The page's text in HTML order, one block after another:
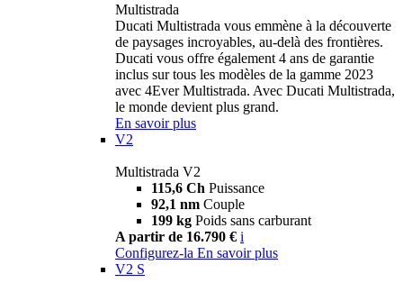
Multistrada
Ducati Multistrada vous emmène à la découverte
de paysages incroyables, au-delà des frontières.
Ducati vous offre également 4 ans de garantie
inclus sur tous les modèles de la gamme 2023
avec 4Ever Multistrada. Avec Ducati Multistrada,
le monde devient plus grand.
En savoir plus
V2
Multistrada V2
115,6 Ch Puissance
92,1 nm Couple
199 kg Poids sans carburant
A partir de 16.790 € i
Configurez-la En savoir plus
V2 S